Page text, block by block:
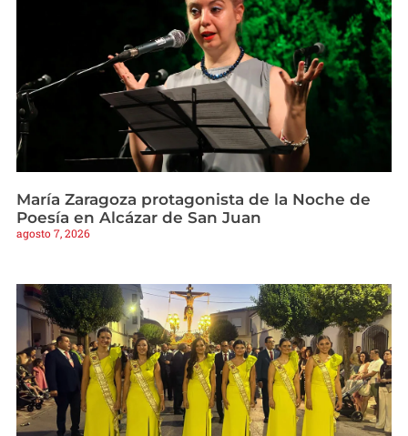
María Zaragoza protagonista de la Noche de
Poesía en Alcázar de San Juan
agosto 7, 2026